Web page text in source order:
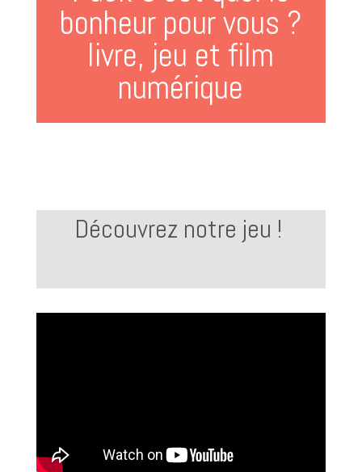
bonheur pour vous ?
livre, jeu et film
numérique
Découvrez notre jeu !